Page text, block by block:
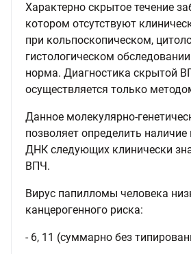
Характерно скрытое течение
котором отсутствуют
при кольпоскопическом,
гистологическом
норма. Диагностика скрытой
осуществляется только
Данное молекулярно-
позволяет определить наличие
ДНК следующих клинически
ВПЧ.
Вирус папилломы человека
канцерогенного риска:
- 6, 11 (суммарно без